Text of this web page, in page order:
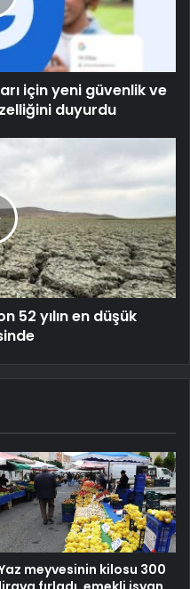
için yeni güvenlik ve
duyurdu
52 yılın en düşük
meyvesinin kilosu 300